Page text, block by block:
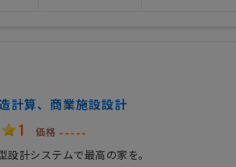
計算、商業施設設計
1 価格 -----
設計システムで最高の家を。